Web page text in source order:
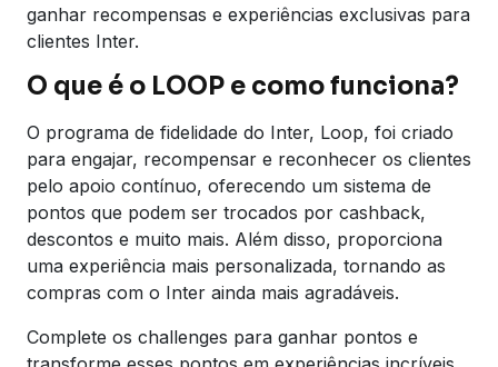
ganhar recompensas e experiências exclusivas para
clientes Inter.
O que é o LOOP e como funciona?
O programa de fidelidade do Inter, Loop, foi criado
para engajar, recompensar e reconhecer os clientes
pelo apoio contínuo, oferecendo um sistema de
pontos que podem ser trocados por cashback,
descontos e muito mais. Além disso, proporciona
uma experiência mais personalizada, tornando as
compras com o Inter ainda mais agradáveis.
Complete os challenges para ganhar pontos e